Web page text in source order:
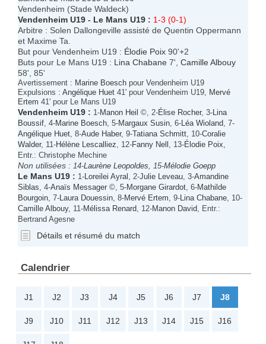
Vendenheim (Stade Waldeck)
Vendenheim U19 - Le Mans U19 : 1-3 (0-1)
Arbitre : Solen Dallongeville assisté de Quentin Oppermann
et Maxime Ta.
But pour Vendenheim U19 : Élodie Poix 90'+2
Buts pour Le Mans U19 : Lina Chabane 7', Camille Albouy
58', 85'
Avertissement : Marine Boesch pour Vendenheim U19
Expulsions : Angélique Huet 41' pour Vendenheim U19,
Mervé
Ertem 41' pour Le Mans U19
Vendenheim U19 : 1-Manon Heil ©, 2-Élise Rocher, 3- Lina
Boussif , 4-Marine Boesch , 5-Margaux Susin , 6- Léa Wioland , 7-
Angélique Huet , 8-Aude Haber, 9-Tatiana Schmitt , 10-Coralie
Walder, 11-Hélène Lescalliez , 12-Fanny Nell , 13-Élodie Poix
Entr.: Christophe Mechine
Non utilisées : 14-Laurène Leopoldes , 15-Mélodie Goepp
Le Mans U19 : 1- Loreilei Ayral , 2-Julie Leveau , 3-Amandine
Siblas , 4-Anaïs Messager ©, 5-Morgane Girardot , 6-Mathilde
Bourgoin , 7- Laura Douessin , 8-Mervé Ertem , 9- Lina Chabane , 10-
Camille Albouy, 11-Mélissa Renard , 12-Manon David , Entr.:
Bertrand Agesne
Détails et résumé du match
Calendrier
J1 J2 J3 J4 J5 J6 J7 J8
J9 J10 J11 J12 J13 J14 J15 J16